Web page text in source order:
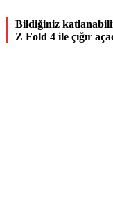
Bildiğiniz
Z Fold 4 ile çığır